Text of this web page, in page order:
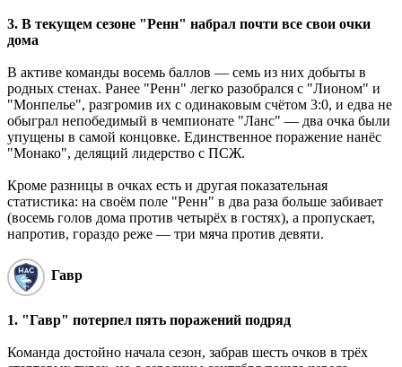
3. В текущем сезоне "Ренн" набрал почти все свои очки
дома
В активе команды восемь баллов — семь из них добыты в
родных стенах. Ранее "Ренн" легко разобрался с "Лионом" и
"Монпелье", разгромив их с одинаковым счётом 3:0, и едва не
обыграл непобедимый в чемпионате "Ланс" — два очка были
упущены в самой концовке. Единственное поражение нанёс
"Монако", делящий лидерство с ПСЖ.
Кроме разницы в очках есть и другая показательная
статистика: на своём поле "Ренн" в два раза больше забивает
(восемь голов дома против четырёх в гостях), а пропускает,
напротив, гораздо реже — три мяча против девяти.
Гавр
1. "Гавр" потерпел пять поражений подряд
Команда достойно начала сезон, забрав шесть очков в трёх